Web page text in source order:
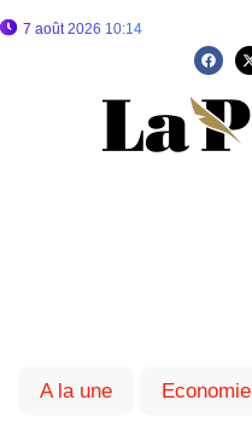
7 août 2026 10:14
A la une Economie